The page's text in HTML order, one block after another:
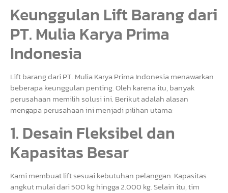
Keunggulan Lift Barang dari
PT. Mulia Karya Prima
Indonesia
Lift barang dari PT. Mulia Karya Prima Indonesia menawarkan
beberapa keunggulan penting. Oleh karena itu, banyak
perusahaan memilih solusi ini. Berikut adalah alasan
mengapa perusahaan ini menjadi pilihan utama:
1. Desain Fleksibel dan
Kapasitas Besar
Kami membuat lift sesuai kebutuhan pelanggan. Kapasitas
angkut mulai dari 500 kg hingga 2.000 kg. Selain itu, tim